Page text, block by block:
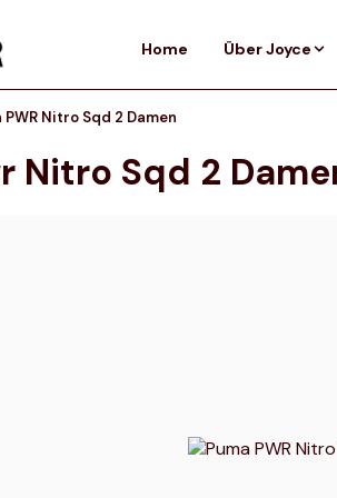
Home Über Joyce
PWR Nitro Sqd 2 Damen
Nitro Sqd 2